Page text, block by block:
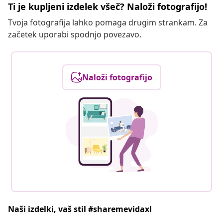
Ti je kupljeni izdelek všeč? Naloži fotografijo!
Tvoja fotografija lahko pomaga drugim strankam. Za
začetek uporabi spodnjo povezavo.
Naloži fotografijo
Naši izdelki, vaš stil #sharemevidaxl